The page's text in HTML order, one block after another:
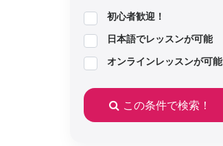
初心者歓迎！
日本語でレッスンが可能
オンラインレッスンが可能
この条件で検索！